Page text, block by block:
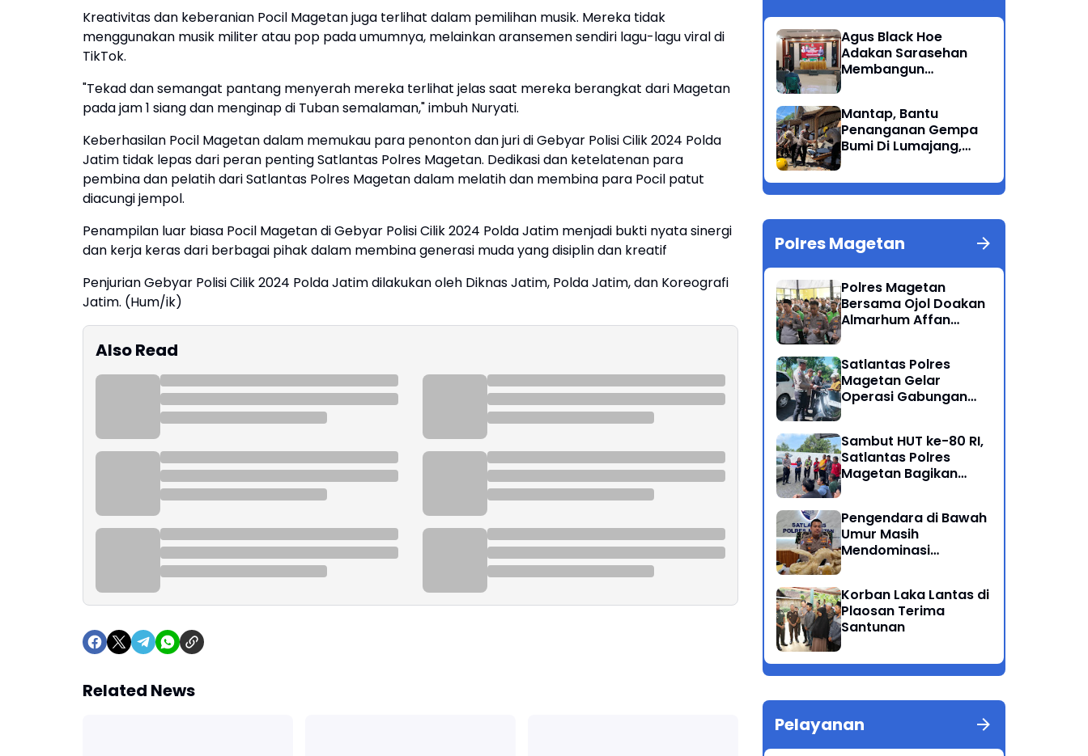
Kreativitas dan keberanian Pocil Magetan juga terlihat dalam pemilihan musik. Mereka tidak
menggunakan musik militer atau pop pada umumnya, melainkan aransemen sendiri lagu-lagu viral di
TikTok.
"Tekad dan semangat pantang menyerah mereka terlihat jelas saat mereka berangkat dari Magetan
pada jam 1 siang dan menginap di Tuban semalaman," imbuh Nuryati.
Keberhasilan Pocil Magetan dalam memukau para penonton dan juri di Gebyar Polisi Cilik 2024 Polda
Jatim tidak lepas dari peran penting Satlantas Polres Magetan. Dedikasi dan ketelatenan para
pembina dan pelatih dari Satlantas Polres Magetan dalam melatih dan membina para Pocil patut
diacungi jempol.
Penampilan luar biasa Pocil Magetan di Gebyar Polisi Cilik 2024 Polda Jatim menjadi bukti nyata sinergi
dan kerja keras dari berbagai pihak dalam membina generasi muda yang disiplin dan kreatif
Penjurian Gebyar Polisi Cilik 2024 Polda Jatim dilakukan oleh Diknas Jatim, Polda Jatim, dan Koreografi
Jatim. (Hum/ik)
Also Read
Related News
Agus Black Hoe
Adakan Sarasehan
Membangun
Dikalangan
Masyarakat Magetan
Mantap, Bantu
Penanganan Gempa
Bumi Di Lumajang,
berikan bantuan
Polres Magetan
Polres Magetan
Bersama Ojol Doakan
Almarhum Affan
Rasa di Jakarta
Satlantas Polres
Magetan Gelar
Operasi Gabungan
Sambut HUT ke-80 RI,
Satlantas Polres
Magetan Bagikan
Pengendara di Bawah
Umur Masih
Mendominasi
Korban Laka Lantas di
Plaosan Terima
Santunan
Pelayanan